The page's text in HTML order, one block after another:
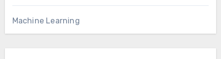
Machine Learning